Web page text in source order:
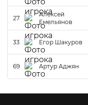
27
Алексей
Емельянов
33 Егор Шакуров
69 Артур Аджян